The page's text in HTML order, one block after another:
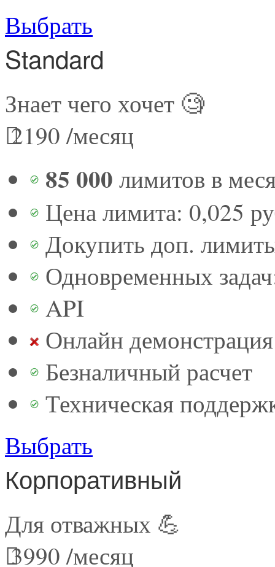
Выбрать
Standard
Знает чего хочет 🧐
2190 /месяц
85 000 лимитов в
Цена лимита: 0,025
Докупить доп.
Одновременных
API
Онлайн
Безналичный расчет
Техническая
Выбрать
Корпоративный
Для отважных 💪
3990 /месяц